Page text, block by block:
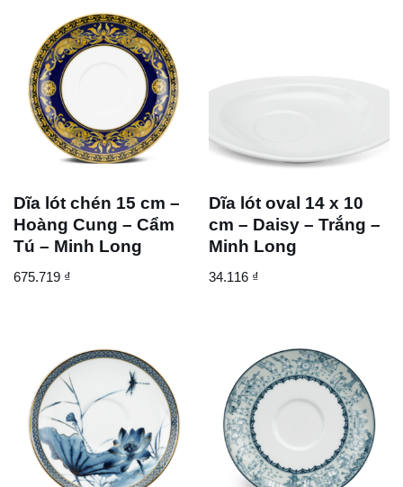
Dĩa lót chén 15 cm –
Hoàng Cung – Cẩm
Tú – Minh Long
675.719 ₫
Dĩa lót oval 14 x 10
cm – Daisy – Trắng –
Minh Long
34.116 ₫